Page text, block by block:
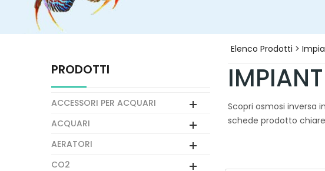
Elenco Prodotti >
Scopri osmosi inversa
schede prodotto
PRODOTTI
ACCESSORI PER ACQUARI
ACQUARI
AERATORI
CO2